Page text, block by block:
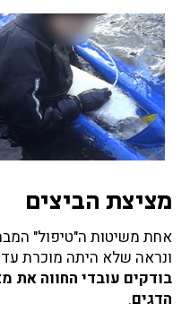
מציצת הביצים
אחת משיטות ה"טיפול"
ונראה שלא היתה מוכרת
בודקים עובדי החווה את
הדגים.